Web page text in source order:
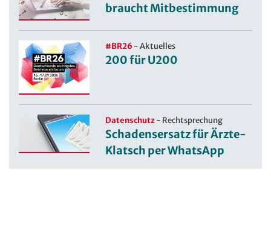
braucht Mitbestimmung
#BR26-Aktuelles
200 für U200
Datenschutz- Rechtsprechung
Schadensersatz für Ärzte-
Klatsch per WhatsApp